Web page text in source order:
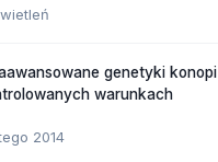
genetyki konopi
warunkach
2014